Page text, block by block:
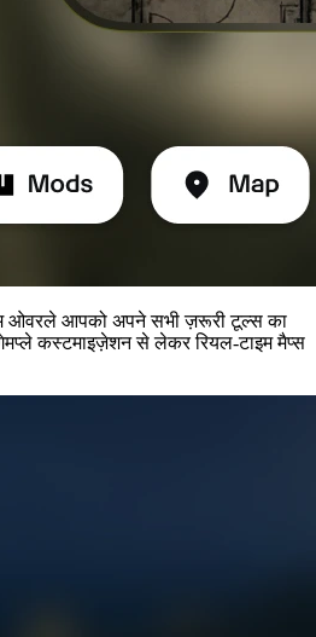
ओवरले आपको अपने सभी ज़रूरी टूल्स का
कस्टमाइज़ेशन से लेकर रियल-टाइम मैप्स